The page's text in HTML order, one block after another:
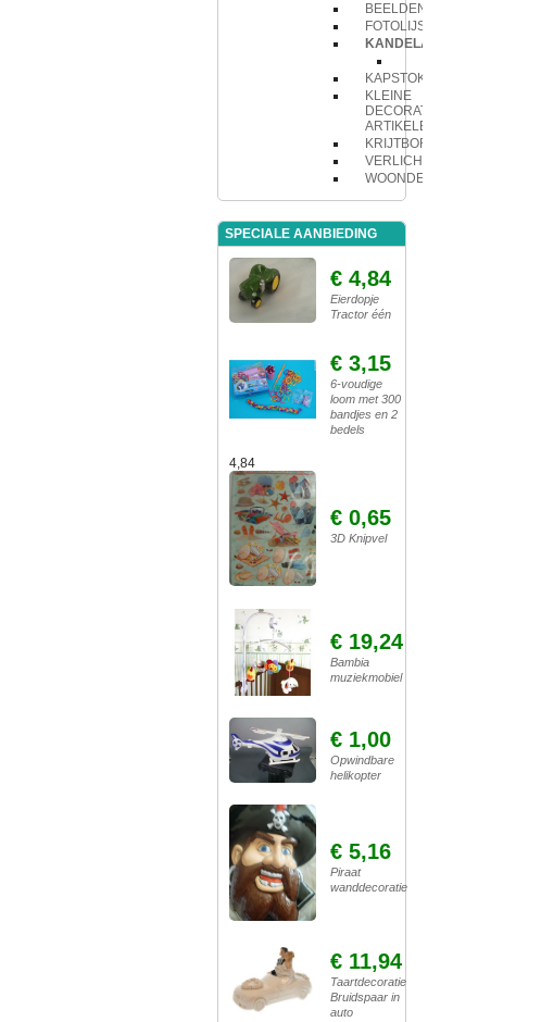
BEELDEN
FOTOLIJSTJES
KANDELAAR
KAPSTOK
KLEINE
DECORATIE
ARTIKELEN
KRIJTBORD
VERLICHTING
WOONDECORATIE
SPECIALE AANBIEDING
€ 4,84
Eierdopje
Tractor één
€ 3,15
6-voudige
loom met 300
bandjes en 2
bedels
4,84
€ 0,65
3D Knipvel
€ 19,24
Bambia
muziekmobiel
€ 1,00
Opwindbare
helikopter
€ 5,16
Piraat
wanddecoratie
€ 11,94
Taartdecoratie
Bruidspaar in
auto